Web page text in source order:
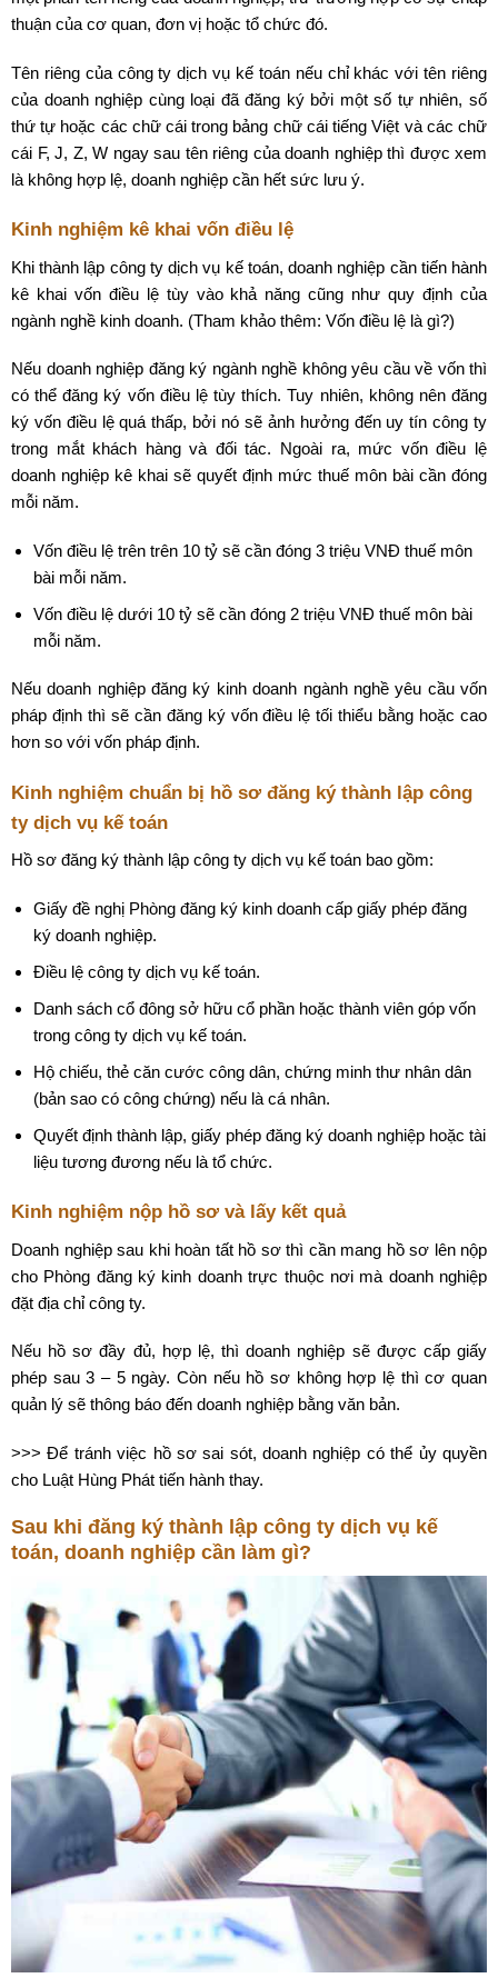
thuận của cơ quan, đơn vị hoặc tổ chức đó.
Tên riêng của công ty dịch vụ kế toán nếu chỉ khác với tên riêng
của doanh nghiệp cùng loại đã đăng ký bởi một số tự nhiên, số
thứ tự hoặc các chữ cái trong bảng chữ cái tiếng Việt và các chữ
cái F, J, Z, W ngay sau tên riêng của doanh nghiệp thì được xem
là không hợp lệ, doanh nghiệp cần hết sức lưu ý.
Kinh nghiệm kê khai vốn điều lệ
Khi thành lập công ty dịch vụ kế toán, doanh nghiệp cần tiến hành
kê khai vốn điều lệ tùy vào khả năng cũng như quy định của
ngành nghề kinh doanh. (Tham khảo thêm: Vốn điều lệ là gì?)
Nếu doanh nghiệp đăng ký ngành nghề không yêu cầu về vốn thì
có thể đăng ký vốn điều lệ tùy thích. Tuy nhiên, không nên đăng
ký vốn điều lệ quá thấp, bởi nó sẽ ảnh hưởng đến uy tín công ty
trong mắt khách hàng và đối tác. Ngoài ra, mức vốn điều lệ
doanh nghiệp kê khai sẽ quyết định mức thuế môn bài cần đóng
mỗi năm.
Vốn điều lệ trên trên 10 tỷ sẽ cần đóng 3 triệu VNĐ thuế môn
bài mỗi năm.
Vốn điều lệ dưới 10 tỷ sẽ cần đóng 2 triệu VNĐ thuế môn bài
mỗi năm.
Nếu doanh nghiệp đăng ký kinh doanh ngành nghề yêu cầu vốn
pháp định thì sẽ cần đăng ký vốn điều lệ tối thiểu bằng hoặc cao
hơn so với vốn pháp định.
Kinh nghiệm chuẩn bị hồ sơ đăng ký thành lập công
ty dịch vụ kế toán
Hồ sơ đăng ký thành lập công ty dịch vụ kế toán bao gồm:
Giấy đề nghị Phòng đăng ký kinh doanh cấp giấy phép đăng
ký doanh nghiệp.
Điều lệ công ty dịch vụ kế toán.
Danh sách cổ đông sở hữu cổ phần hoặc thành viên góp vốn
trong công ty dịch vụ kế toán.
Hộ chiếu, thẻ căn cước công dân, chứng minh thư nhân dân
(bản sao có công chứng) nếu là cá nhân.
Quyết định thành lập, giấy phép đăng ký doanh nghiệp hoặc tài
liệu tương đương nếu là tổ chức.
Kinh nghiệm nộp hồ sơ và lấy kết quả
Doanh nghiệp sau khi hoàn tất hồ sơ thì cần mang hồ sơ lên nộp
cho Phòng đăng ký kinh doanh trực thuộc nơi mà doanh nghiệp
đặt địa chỉ công ty.
Nếu hồ sơ đầy đủ, hợp lệ, thì doanh nghiệp sẽ được cấp giấy
phép sau 3 – 5 ngày. Còn nếu hồ sơ không hợp lệ thì cơ quan
quản lý sẽ thông báo đến doanh nghiệp bằng văn bản.
>>> Để tránh việc hồ sơ sai sót, doanh nghiệp có thể ủy quyền
cho Luật Hùng Phát tiến hành thay.
Sau khi đăng ký thành lập công ty dịch vụ kế
toán, doanh nghiệp cần làm gì?